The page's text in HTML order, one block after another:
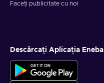
Faceți publicitate cu noi
Descărcați Aplicația Eneba